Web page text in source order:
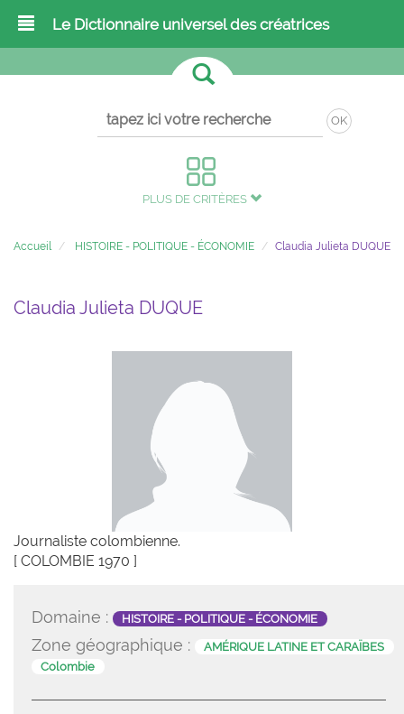
Le Dictionnaire universel des créatrices
OK
PLUS DE CRITÈRES
Accueil HISTOIRE - POLITIQUE - ÉCONOMIE Claudia Julieta DUQUE
Claudia Julieta DUQUE
Journaliste colombienne.
[ COLOMBIE 1970 ]
Domaine : HISTOIRE - POLITIQUE - ÉCONOMIE
Zone géographique :
AMÉRIQUE LATINE ET CARAÏBES
Colombie